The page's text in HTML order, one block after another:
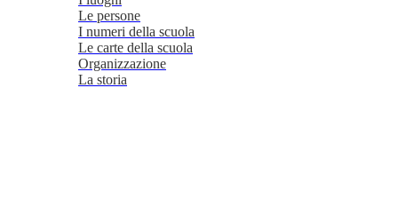
Le persone
I numeri della scuola
Le carte della scuola
Organizzazione
La storia